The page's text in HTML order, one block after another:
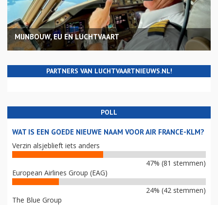
MIJNBOUW, EU EN LUCHTVAART
PARTNERS VAN LUCHTVAARTNIEUWS.NL!
POLL
WAT IS EEN GOEDE NIEUWE NAAM VOOR AIR FRANCE-KLM?
Verzin alsjeblieft iets anders
47% (81 stemmen)
European Airlines Group (EAG)
24% (42 stemmen)
The Blue Group